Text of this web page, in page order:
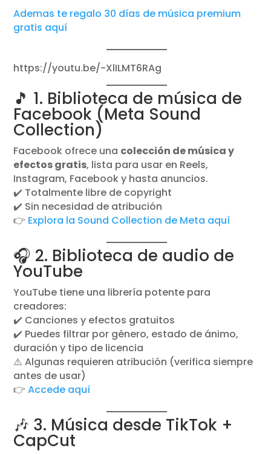
Ademas te regalo 30 días de música premium
gratis aquí
https://youtu.be/-XlILMT6RAg
🎵 1. Biblioteca de música de
Facebook (Meta Sound
Collection)
Facebook ofrece una colección de música y
efectos gratis, lista para usar en Reels,
Instagram, Facebook y hasta anuncios.
✔️ Totalmente libre de copyright
✔️ Sin necesidad de atribución
👉 Explora la Sound Collection de Meta aquí
🎧 2. Biblioteca de audio de
YouTube
YouTube tiene una librería potente para
creadores:
✔️ Canciones y efectos gratuitos
✔️ Puedes filtrar por género, estado de ánimo,
duración y tipo de licencia
⚠️ Algunas requieren atribución (verifica siempre
antes de usar)
👉 Accede aquí
🎶 3. Música desde TikTok +
CapCut